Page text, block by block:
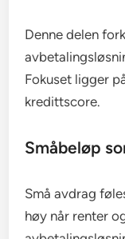
Denne delen
Fokuset ligger
kredittscore.
Småbeløp
Små avdrag
høy når renter